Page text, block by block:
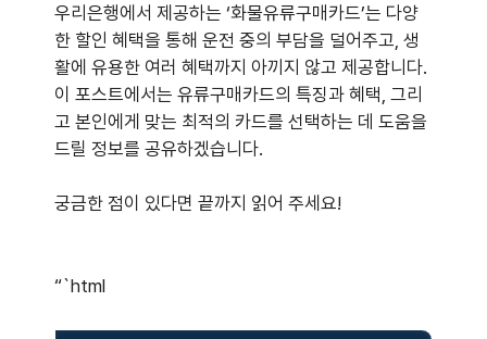
우리은행에서 제공하는 ‘화물유류구매카드’는 다양
한 할인 혜택을 통해 운전 중의 부담을 덜어주고, 생
활에 유용한 여러 혜택까지 아끼지 않고 제공합니다.
이 포스트에서는 유류구매카드의 특징과 혜택, 그리
고 본인에게 맞는 최적의 카드를 선택하는 데 도움을
드릴 정보를 공유하겠습니다.
궁금한 점이 있다면 끝까지 읽어 주세요!
“`html